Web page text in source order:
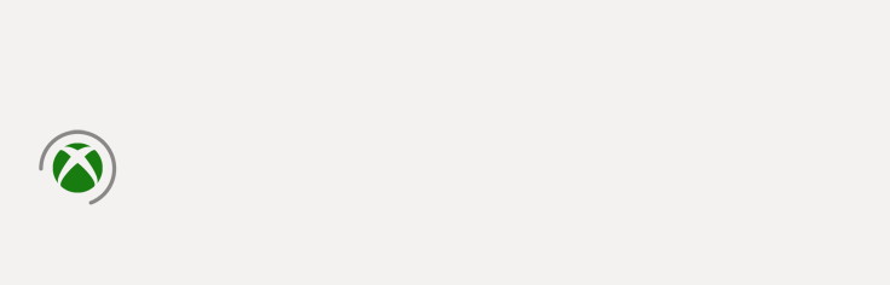
chargement en cours